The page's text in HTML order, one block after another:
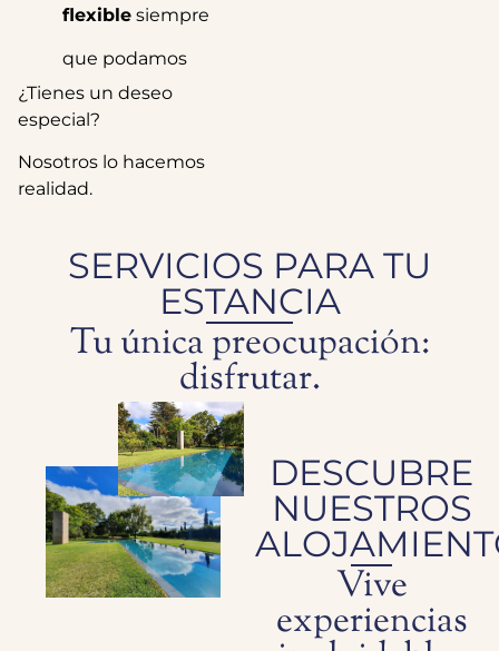
SERVICIOS PARA TU
ESTANCIA
Tu única preocupación:
disfrutar.
flexible siempre
que podamos
¿Tienes un deseo
especial?
Nosotros lo hacemos
realidad.
DESCUBRE
NUESTROS
Vive
experiencias